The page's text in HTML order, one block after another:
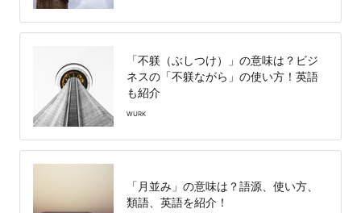
「不躾（ぶしつけ）」の意味は？ビジ
ネスの「不躾ながら」の使い方！英語
も紹介
WURK
「月並み」の意味は？語源、使い方、
類語、英語を紹介！